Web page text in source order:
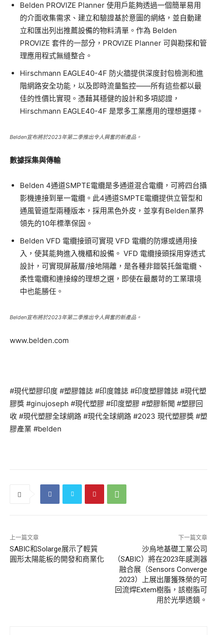
Belden PROVIZE Planner 使用戶能夠透過一個簡單易用
的介面收集需求、建立和驗證基於意圖的網絡，並自動建
立和匯出列出推薦設備的物料清單。作為 Belden
PROVIZE 套件的一部分，PROVIZE Planner 可與勘探和管
理應用程式無縫整合。
Hirschmann EAGLE40-4F 防火牆提供深度封包檢測和進
階網路安全功能，以及即時流量監控——所有這些都以最
佳的性價比實現。憑藉其穩健的設計和多項認證，
Hirschmann EAGLE40-4F 是眾多工業應用的理想選擇。
Belden宣布將於2023年第二季推出令人興奮的新產品。
數據採集與傳輸
Belden 4通道SMPTE電纜是多通道混合電纜，可將四台攝
影機連接到單一電纜。此4通道SMPTE電纜提供立管型和
通風管道型兩種版本，採用黑色外皮，並享有Belden業界
領先的10年標準保固。
Belden VFD 電纜接頭可實現 VFD 電纜的防爆或通用接
入，使其能夠進入機櫃和設備。 VFD 電纜接頭採用穿透式
設計，可實現屏蔽層/接地隔離，是各種非鎧裝托盤電纜、
柔性電纜和連接線的理想之選，即使在最嚴苛的工業環境
中也能勝任。
Belden宣布將於2023年第二季推出令人興奮的新產品。
www.belden.com
#現代塑膠印度 #塑膠雜誌 #印度雜誌 #印度塑膠雜誌 #現代塑
膠獎 #ginujoseph #現代塑膠 #印度塑膠 #塑膠新聞 #塑膠回
收 #現代塑膠全球網路 #現代全球網路 #2023 現代塑膠獎 #塑
膠產業 #belden
上一篇文章
SABIC和Solarge展示了輕質
圓形太陽能板的開發和商業化
下一篇文章
沙烏地基礎工業公司
（SABIC）將在2023年感測器
融合展（Sensors Converge
2023）上展出屢獲殊榮的可
回流焊Extem樹脂，該樹脂可
用於光學透鏡。